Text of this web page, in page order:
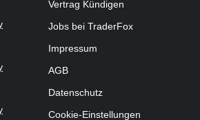
Vertrag Kündigen
Jobs bei TraderFox
Impressum
AGB
Datenschutz
Cookie-Einstellungen